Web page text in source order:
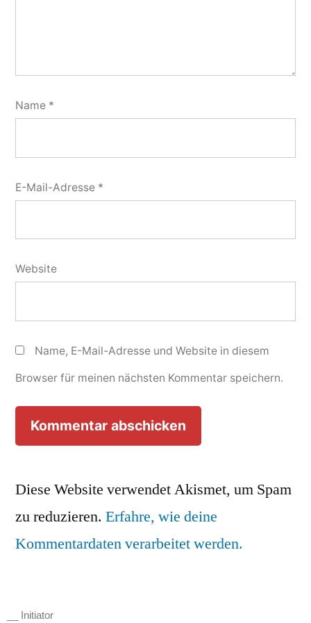
Name *
E-Mail-Adresse *
Website
Name, E-Mail-Adresse und Website in diesem
Browser für meinen nächsten Kommentar speichern.
Diese Website verwendet Akismet, um Spam
zu reduzieren. Erfahre, wie deine
Kommentardaten verarbeitet werden.
__ Initiator